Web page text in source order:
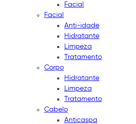
Facial
Facial
Anti-idade
Hidratante
Limpeza
Tratamento
Corpo
Hidratante
Limpeza
Tratamento
Cabelo
Anticaspa